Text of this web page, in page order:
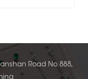
Road No.888,